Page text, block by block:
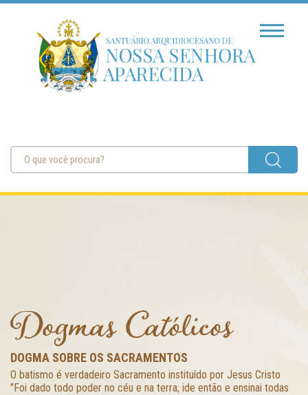
Dogmas Católicos
DOGMA SOBRE OS SACRAMENTOS
O batismo é verdadeiro Sacramento instituído por Jesus Cristo
"Foi dado todo poder no céu e na terra; ide então e ensinai todas